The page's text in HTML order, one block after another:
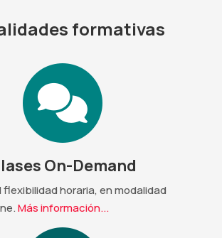
formativas
On-Demand
horaria, en modalidad
Más información...